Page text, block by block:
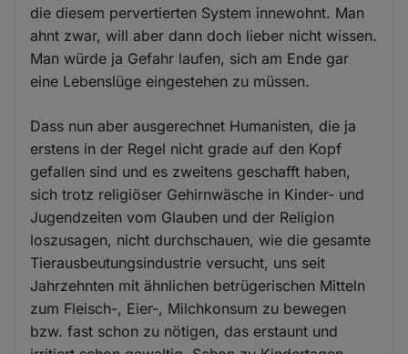
die diesem pervertierten System innewohnt. Man
ahnt zwar, will aber dann doch lieber nicht wissen.
Man würde ja Gefahr laufen, sich am Ende gar
eine Lebenslüge eingestehen zu müssen.
Dass nun aber ausgerechnet Humanisten, die ja
erstens in der Regel nicht grade auf den Kopf
gefallen sind und es zweitens geschafft haben,
sich trotz religiöser Gehirnwäsche in Kinder- und
Jugendzeiten vom Glauben und der Religion
loszusagen, nicht durchschauen, wie die gesamte
Tierausbeutungsindustrie versucht, uns seit
Jahrzehnten mit ähnlichen betrügerischen Mitteln
zum Fleisch-, Eier-, Milchkonsum zu bewegen
bzw. fast schon zu nötigen, das erstaunt und